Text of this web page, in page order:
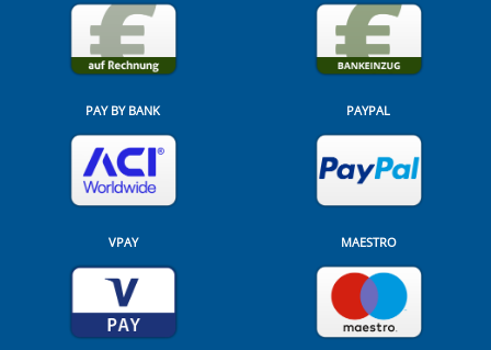
PAY BY BANK PAYPAL
VPAY MAESTRO